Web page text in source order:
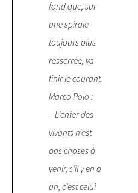
fond que, sur
une spirale
toujours plus
resserrée, va
finir le courant.
Marco Polo :
– L’enfer des
vivants n’est
pas choses à
venir, s’il y en a
un, c’est celui